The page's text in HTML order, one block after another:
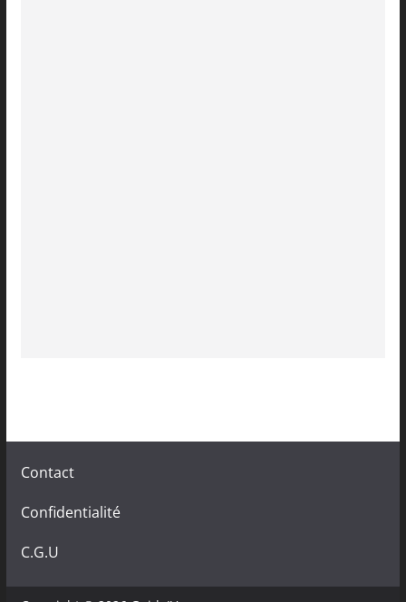
Contact
Confidentialité
C.G.U